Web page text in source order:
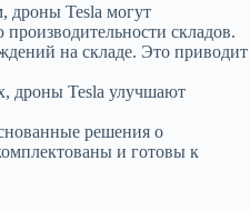
дроны Tesla могут
складов.
на складе. Это приводит
дроны Tesla улучшают
решения о
и готовы к